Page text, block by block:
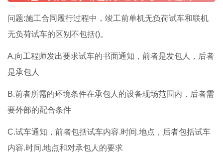
问题:施工合同履行过程中，竣工前单机无负荷试车和联机
无负荷试车的区别不包括()。
A.向工程师发出要求试车的书面通知，前者是发包人，后者
是承包人
B.前者所需的环境条件在承包人的设备现场范围内，后者需
要外部的配合条件
C.试车通知，前者包括试车内容.时间.地点，后者包括试车
内容.时间.地点和对承包人的要求